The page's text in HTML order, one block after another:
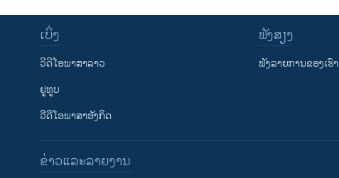
ເບິ່ງ
ວີດີໂອພາສາລາວ
ຢູທູບ
ວີດີໂອພາສາອັງກິດ
ຟັງສຽງ
ຟັງລາຍການຂອງເຮົາ
ຂ່າວແລະລາຍງານ